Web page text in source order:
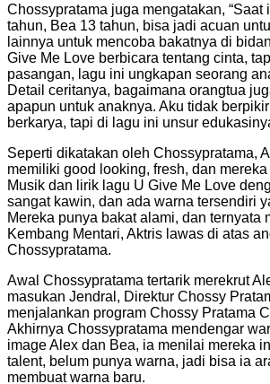
Chossypratama juga mengatakan, “Saat
tahun, Bea 13 tahun, bisa jadi acuan
lainnya untuk mencoba bakatnya di
Give Me Love berbicara tentang cinta,
pasangan, lagu ini ungkapan seorang
Detail ceritanya, bagaimana orangtua
apapun untuk anaknya. Aku tidak
berkarya, tapi di lagu ini unsur
Seperti dikatakan oleh Chossypratama,
memiliki good looking, fresh, dan mereka
Musik dan lirik lagu U Give Me Love
sangat kawin, dan ada warna tersendiri
Mereka punya bakat alami, dan ternyata
Kembang Mentari, Aktris lawas di atas
Chossypratama.
Awal Chossypratama tertarik merekrut
masukan Jendral, Direktur Chossy
menjalankan program Chossy Pratama
Akhirnya Chossypratama mendengar
image Alex dan Bea, ia menilai mereka
talent, belum punya warna, jadi bisa ia
membuat warna baru.